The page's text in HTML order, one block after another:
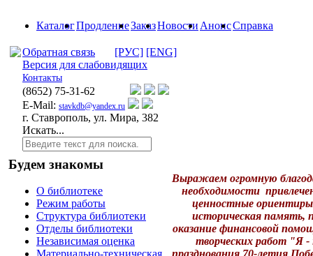
КаталогПродлениеЗаказНовости АнонсСправка
Обратная связь [РУС] [ENG]
Версия для слабовидящих
Контакты
(8652) 75-31-62
E-Mail: stavkdb@yandex.ru
г. Ставрополь, ул. Мира, 382
Искать...
Будем знакомы
О библиотеке
Режим работы
Структура библиотеки
Отделы библиотеки
Независимая оценка
Выражаем огромную
необходимости
ценностные
историческая память,
оказание финансовой
творческих работ "Я -
празднования 70-летия